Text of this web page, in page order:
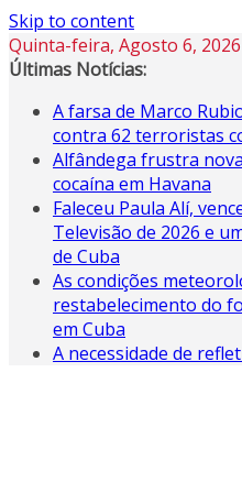
Skip to content
Quinta-feira, Agosto 6, 2026
Últimas Notícias:
A farsa de Marco
contra 62 terroristas
Alfândega frustra
cocaína em Havana
Faleceu Paula Alí,
Televisão de 2026 e
de Cuba
As condições
restabelecimento do
em Cuba
A necessidade de